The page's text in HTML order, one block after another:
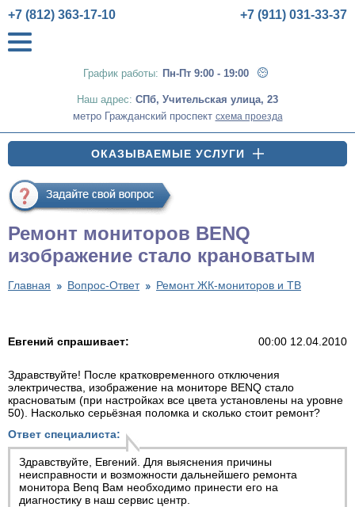
График работы: Пн-Пт 9:00 - 19:00
+7 (812) 363-17-10 +7 (911) 031-33-37
Наш адрес: СПб, Учительская улица, 23
метро Гражданский проспект схема проезда
ОКАЗЫВАЕМЫЕ УСЛУГИ
Ремонт мониторов BENQ
изображение стало крановатым
Главная Вопрос-Ответ Ремонт ЖК-мониторов и ТВ
Евгений спрашивает: 00:00 12.04.2010
Здравствуйте! После кратковременного отключения
электричества, изображение на мониторе BENQ стало
красноватым (при настройках все цвета установлены на уровне
50). Насколько серьёзная поломка и сколько стоит ремонт?
Ответ специалиста:
Здравствуйте, Евгений. Для выяснения причины
неисправности и возможности дальнейшего ремонта
монитора Benq Вам необходимо принести его на
диагностику в наш сервис центр.